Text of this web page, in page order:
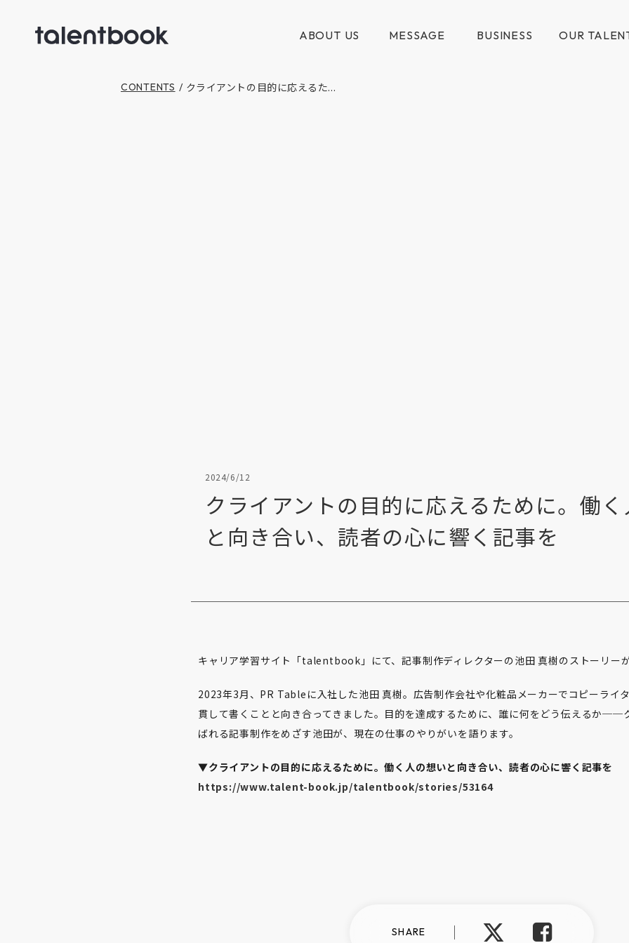
ABOUT US MESSAGE BUSINESS OUR
SHARE
CONTENTS / クライアントの目的に応えるた...
2024/6/12
クライアントの目的に応えるために。働
と向き合い、読者の心に響く記事を
キャリア学習サイト「talentbook」にて、記事制作ディレクターの池田 真樹のストーリー
2023年3月、PR Tableに入社した池田 真樹。広告制作会社や化粧品メーカーでコピーライ
貫して書くことと向き合ってきました。目的を達成するために、誰に何をどう伝えるか──
ばれる記事制作をめざす池田が、現在の仕事のやりがいを語ります。
▼クライアントの目的に応えるために。働く人の想いと向き合い、読者の心に響く記事を
https://www.talent-book.jp/talentbook/stories/53164